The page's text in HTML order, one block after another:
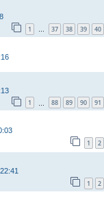
1 … 37 38 39 40
1 88 89 90 91
1 2
1 2